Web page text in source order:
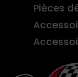
Pièces